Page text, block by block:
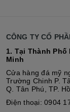
CÔNG TY CỔ
1. Tại Thành Phố
Minh
Cửa hàng đá mỹ
Trường Chinh P.
Q. Tân Phú, TP.
Điện thoại: 0904